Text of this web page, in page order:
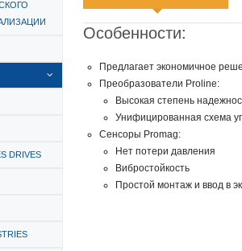
DRIVES
Особенности:
Предлагает экономичное
Преобразователи Proline:
Высокая степень
Унифицированная схема
Сенсоры Promag:
Нет потери давления
Вибростойкость
Простой монтаж и ввод в